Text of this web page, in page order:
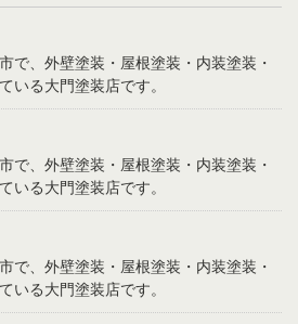
で、外壁塗装・屋根塗装・内装塗装・
いる大門塗装店です。
で、外壁塗装・屋根塗装・内装塗装・
いる大門塗装店です。
で、外壁塗装・屋根塗装・内装塗装・
いる大門塗装店です。